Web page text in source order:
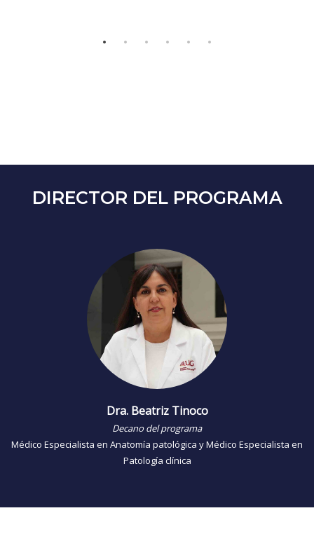
DIRECTOR DEL PROGRAMA
Dra. Beatriz Tinoco
Decano del programa
Médico Especialista en Anatomía patológica y Médico Especialista en
Patología clínica